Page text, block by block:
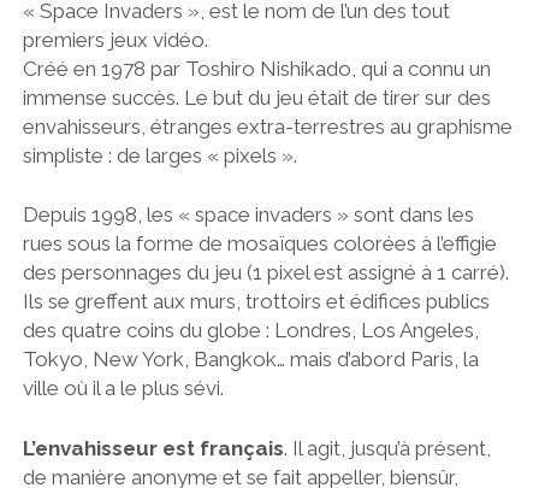
« Space Invaders », est le nom de l’un des tout
premiers jeux vidéo.
Créé en 1978 par Toshiro Nishikado, qui a connu un
immense succès. Le but du jeu était de tirer sur des
envahisseurs, étranges extra-terrestres au graphisme
simpliste : de larges « pixels ».
Depuis 1998, les « space invaders » sont dans les
rues sous la forme de mosaïques colorées à l’effigie
des personnages du jeu (1 pixel est assigné à 1 carré).
Ils se greffent aux murs, trottoirs et édifices publics
des quatre coins du globe : Londres, Los Angeles,
Tokyo, New York, Bangkok… mais d’abord Paris, la
ville où il a le plus sévi.
L’envahisseur est français. Il agit, jusqu’à présent,
de manière anonyme et se fait appeller, biensûr,